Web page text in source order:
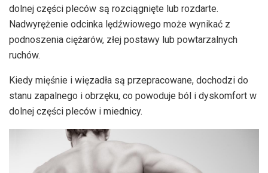
dolnej części pleców są rozciągnięte lub rozdarte.
Nadwyrężenie odcinka lędźwiowego może wynikać z
podnoszenia ciężarów, złej postawy lub powtarzalnych
ruchów.
Kiedy mięśnie i więzadła są przepracowane, dochodzi do
stanu zapalnego i obrzęku, co powoduje ból i dyskomfort w
dolnej części pleców i miednicy.